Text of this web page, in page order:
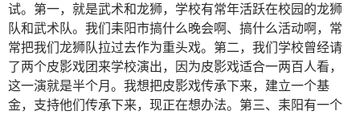
试。第一，就是武术和龙狮，学校有常年活跃在校园的龙狮
队和武术队。我们耒阳市搞什么晚会啊、搞什么活动啊，常
常把我们龙狮队拉过去作为重头戏。第二，我们学校曾经请
了两个皮影戏团来学校演出，因为皮影戏适合一两百人看，
这一演就是半个月。我想把皮影戏传承下来，建立一个基
金，支持他们传承下来，现正在想办法。第三、耒阳有一个